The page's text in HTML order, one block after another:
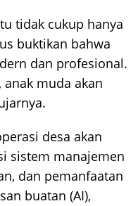
tidak cukup hanya
buktikan bahwa
dan profesional.
anak muda akan
desa akan
sistem manajemen
dan pemanfaatan
buatan (AI),